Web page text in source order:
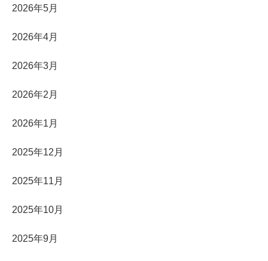
2026年5月
2026年4月
2026年3月
2026年2月
2026年1月
2025年12月
2025年11月
2025年10月
2025年9月